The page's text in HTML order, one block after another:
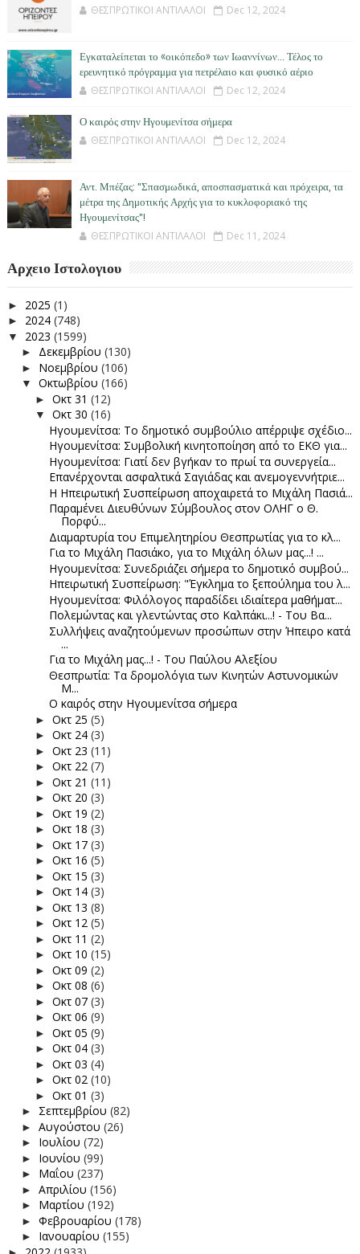
ΘΕΣΠΡΩΤΙΚΟΙ ΑΝΤΙΛΑΛΟΙ Dec 12, 2024
Εγκαταλείπεται το «οικόπεδο» των Ιωαννίνων… Τέλος το
ερευνητικό πρόγραμμα για πετρέλαιο και φυσικό αέριο
ΘΕΣΠΡΩΤΙΚΟΙ ΑΝΤΙΛΑΛΟΙ Dec 12, 2024
Ο καιρός στην Ηγουμενίτσα σήμερα
ΘΕΣΠΡΩΤΙΚΟΙ ΑΝΤΙΛΑΛΟΙ Dec 12, 2024
Αντ. Μπέζας: "Σπασμωδικά, αποσπασματικά και πρόχειρα, τα
μέτρα της Δημοτικής Αρχής για το κυκλοφοριακό της
Ηγουμενίτσας"!
ΘΕΣΠΡΩΤΙΚΟΙ ΑΝΤΙΛΑΛΟΙ Dec 11, 2024
Αρχειο Ιστολογιου
► 2025 (1)
► 2024 (748)
▼ 2023 (1599)
► Δεκεμβρίου (130)
► Νοεμβρίου (106)
▼ Οκτωβρίου (166)
► Οκτ 31 (12)
▼ Οκτ 30 (16)
Ηγουμενίτσα: Το δημοτικό συμβούλιο απέρριψε σχέδιο...
Ηγουμενίτσα: Συμβολική κινητοποίηση από το ΕΚΘ για...
Ηγουμενίτσα: Γιατί δεν βγήκαν το πρωί τα συνεργεία...
Επανέρχονται ασφαλτικά Σαγιάδας και ανεμογεννήτριε...
Η Ηπειρωτική Συσπείρωση αποχαιρετά το Μιχάλη Πασιά...
Παραμένει Διευθύνων Σύμβουλος στον ΟΛΗΓ ο Θ.
Πορφύ...
Διαμαρτυρία του Επιμελητηρίου Θεσπρωτίας για το κλ...
Για το Μιχάλη Πασιάκο, για το Μιχάλη όλων μας...! ...
Ηγουμενίτσα: Συνεδριάζει σήμερα το δημοτικό συμβού...
Ηπειρωτική Συσπείρωση: "Έγκλημα το ξεπούλημα του λ...
Ηγουμενίτσα: Φιλόλογος παραδίδει ιδιαίτερα μαθήματ...
Πολεμώντας και γλεντώντας στο Καλπάκι...! - Του Βα...
Συλλήψεις αναζητούμενων προσώπων στην Ήπειρο κατά
...
Για το Μιχάλη μας...! - Του Παύλου Αλεξίου
Θεσπρωτία: Tα δρομολόγια των Κινητών Αστυνομικών
Μ...
Ο καιρός στην Ηγουμενίτσα σήμερα
► Οκτ 25 (5)
► Οκτ 24 (3)
► Οκτ 23 (11)
► Οκτ 22 (7)
► Οκτ 21 (11)
► Οκτ 20 (3)
► Οκτ 19 (2)
► Οκτ 18 (3)
► Οκτ 17 (3)
► Οκτ 16 (5)
► Οκτ 15 (3)
► Οκτ 14 (3)
► Οκτ 13 (8)
► Οκτ 12 (5)
► Οκτ 11 (2)
► Οκτ 10 (15)
► Οκτ 09 (2)
► Οκτ 08 (6)
► Οκτ 07 (3)
► Οκτ 06 (9)
► Οκτ 05 (9)
► Οκτ 04 (3)
► Οκτ 03 (4)
► Οκτ 02 (10)
► Οκτ 01 (3)
► Σεπτεμβρίου (82)
► Αυγούστου (26)
► Ιουλίου (72)
► Ιουνίου (99)
► Μαΐου (237)
► Απριλίου (156)
► Μαρτίου (192)
► Φεβρουαρίου (178)
► Ιανουαρίου (155)